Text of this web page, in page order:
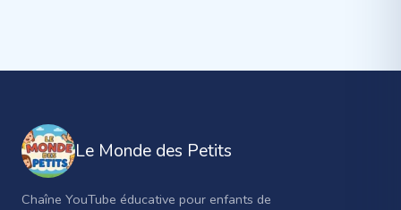
Le Monde des Petits
Chaîne YouTube éducative pour enfants de